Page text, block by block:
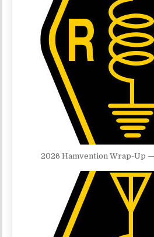
2026 Hamvention Wrap-Up